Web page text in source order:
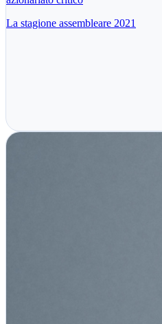
La stagione assembleare 2021